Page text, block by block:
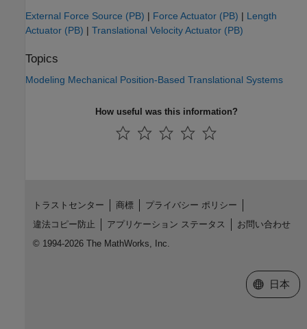
External Force Source (PB) | Force Actuator (PB) | Length
Actuator (PB) | Translational Velocity Actuator (PB)
Topics
Modeling Mechanical Position-Based Translational Systems
How useful was this information?
トラストセンター 商標
プライバシー ポリシー
違法コピー防止
アプリケーション ステータス
お問い合わせ
© 1994-2026 The MathWorks, Inc.
Web サイ
日本